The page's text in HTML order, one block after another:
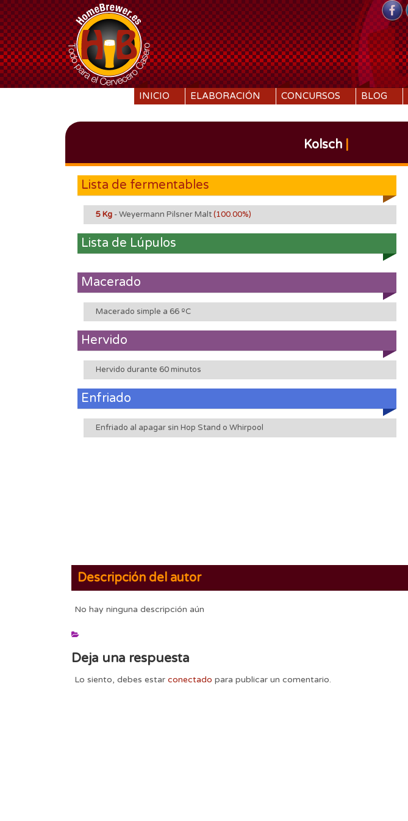
SKIP TO CONTENT
INICIO ELABORACIÓN CONCURSOS BLOG
Kolsch|
Lista de fermentables
5 Kg - Weyermann Pilsner Malt(100.00%)
Lista de Lúpulos
Macerado
Macerado simple a 66 ºC
Hervido
Hervido durante 60 minutos
Enfriado
Enfriado al apagar sin Hop Stand o Whirpool
Descripción del autor
No hay ninguna descripción aún
Deja una respuesta
Lo siento, debes estar conectado para publicar un comentario.